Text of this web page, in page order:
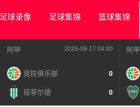
足球录像 足球集锦 篮球集锦
阿甲 2026-08-17 04:00
竞技俱乐部 0
班菲尔德 0
阿甲